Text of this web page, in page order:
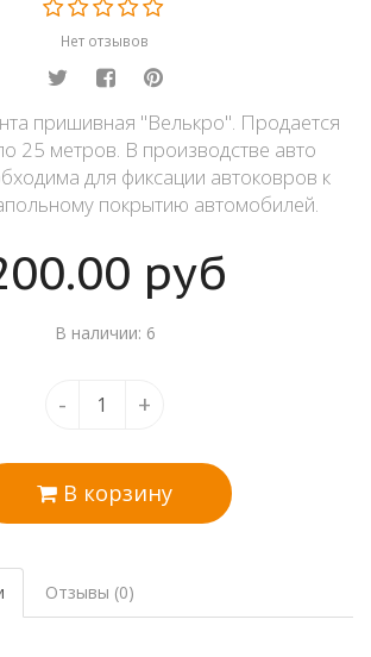
Нет отзывов
пришивная "Велькро". Продается
25 метров. В производстве авто
для фиксации автоковров к
покрытию автомобилей.
руб
В наличии: 6
- +
В корзину
Отзывы (0)